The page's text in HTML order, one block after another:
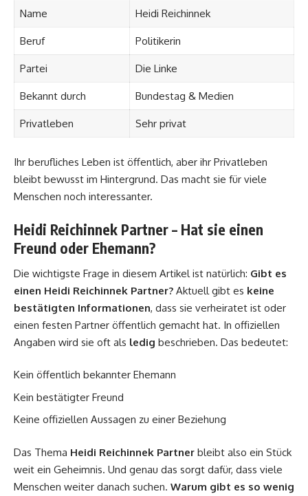
Name Heidi Reichinnek
Beruf Politikerin
Partei Die Linke
Bekannt durch Bundestag & Medien
Privatleben Sehr privat
Ihr berufliches Leben ist öffentlich, aber ihr Privatleben
bleibt bewusst im Hintergrund. Das macht sie für viele
Menschen noch interessanter.
Heidi Reichinnek Partner – Hat sie einen
Freund oder Ehemann?
Die wichtigste Frage in diesem Artikel ist natürlich: Gibt es
einen Heidi Reichinnek Partner? Aktuell gibt es keine
bestätigten Informationen, dass sie verheiratet ist oder
einen festen Partner öffentlich gemacht hat. In offiziellen
Angaben wird sie oft als ledig beschrieben. Das bedeutet:
Kein öffentlich bekannter Ehemann
Kein bestätigter Freund
Keine offiziellen Aussagen zu einer Beziehung
Das Thema Heidi Reichinnek Partner bleibt also ein Stück
weit ein Geheimnis. Und genau das sorgt dafür, dass viele
Menschen weiter danach suchen. Warum gibt es so wenig